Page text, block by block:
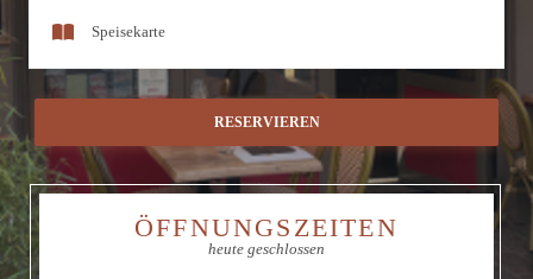
ÖFFNUNGSZEITEN
heute geschlossen
Speisekarte
RESERVIEREN